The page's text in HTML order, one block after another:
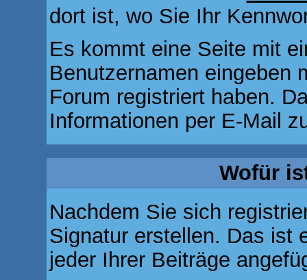
dort ist, wo Sie Ihr
Es kommt eine Seite mit
Benutzernamen eingeben
Forum registriert haben.
Informationen per E-Mail
Wofür
Nachdem Sie sich
Signatur erstellen. Das ist
jeder Ihrer Beiträge